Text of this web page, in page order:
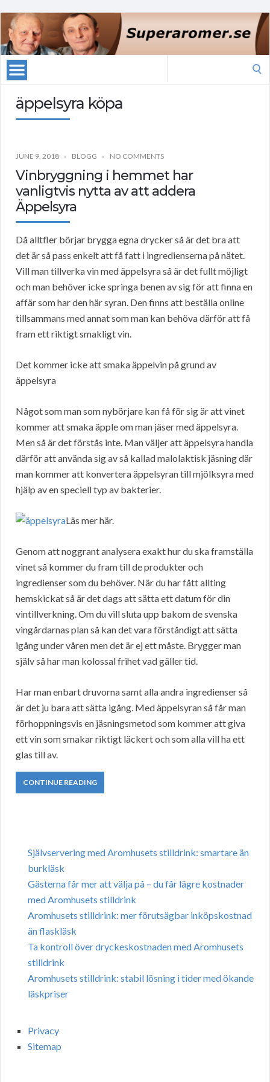
äppelsyra köpa
JUNE 9, 2018 BLOGG NO COMMENTS
Vinbryggning i hemmet har
vanligtvis nytta av att addera
Äppelsyra
Då alltfler börjar brygga egna drycker så är det bra att
det är så pass enkelt att få fatt i ingredienserna på nätet.
Vill man tillverka vin med äppelsyra så är det fullt möjligt
och man behöver icke springa benen av sig för att finna en
affär som har den här syran. Den finns att beställa online
tillsammans med annat som man kan behöva därför att få
fram ett riktigt smakligt vin.
Det kommer icke att smaka äppelvin på grund av
äppelsyra
Något som man som nybörjare kan få för sig är att vinet
kommer att smaka äpple om man jäser med äppelsyra.
Men så är det förstås inte. Man väljer att äppelsyra handla
därför att använda sig av så kallad malolaktisk jäsning där
man kommer att konvertera äppelsyran till mjölksyra med
hjälp av en speciell typ av bakterier.
Läs mer här.
Genom att noggrant analysera exakt hur du ska framställa
vinet så kommer du fram till de produkter och
ingredienser som du behöver. När du har fått allting
hemskickat så är det dags att sätta ett datum för din
vintillverkning. Om du vill sluta upp bakom de svenska
vingårdarnas plan så kan det vara förståndigt att sätta
igång under våren men det är ej ett måste. Brygger man
själv så har man kolossal frihet vad gäller tid.
Har man enbart druvorna samt alla andra ingredienser så
är det ju bara att sätta igång. Med äppelsyran så får man
förhoppningsvis en jäsningsmetod som kommer att giva
ett vin som smakar riktigt läckert och som alla vill ha ett
glas till av.
CONTINUE READING
Självservering med Aromhusets stilldrink: smartare än
burkläsk
Gästerna får mer att välja på – du får lägre kostnader
med Aromhusets stilldrink
Aromhusets stilldrink: mer förutsägbar inköpskostnad
än flaskläsk
Ta kontroll över dryckeskostnaden med Aromhusets
stilldrink
Aromhusets stilldrink: stabil lösning i tider med ökande
läskpriser
Privacy
Sitemap